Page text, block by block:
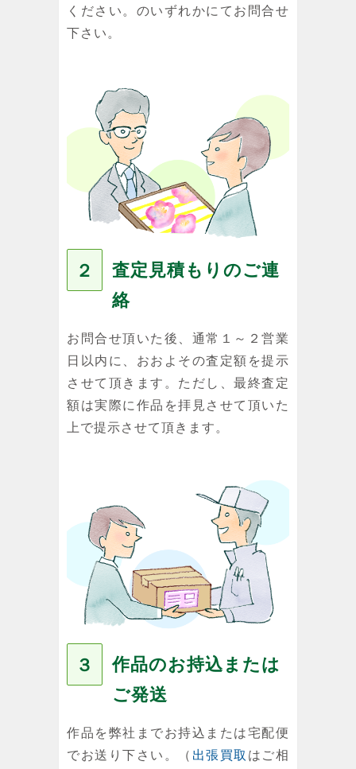
ください。のいずれかにてお問合せ
下さい。
２
査定見積もりのご連
絡
お問合せ頂いた後、通常１～２営業
日以内に、おおよその査定額を提示
させて頂きます。ただし、最終査定
額は実際に作品を拝見させて頂いた
上で提示させて頂きます。
３
作品のお持込または
ご発送
作品を弊社までお持込または宅配便
でお送り下さい。（ 出張買取 はご相